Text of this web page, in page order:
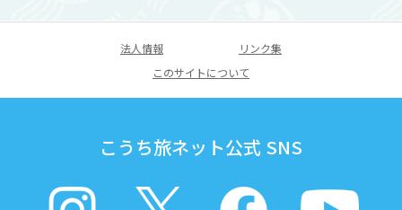
法人情報
リンク集
このサイトについて
こうち旅ネット公式 SNS